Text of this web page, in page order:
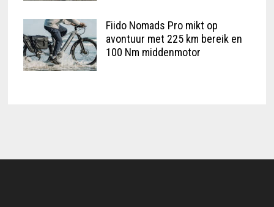
Fiido Nomads Pro mikt op
avontuur met 225 km bereik en
100 Nm middenmotor